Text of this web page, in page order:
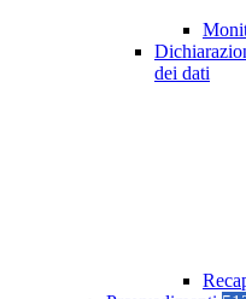
dei dati